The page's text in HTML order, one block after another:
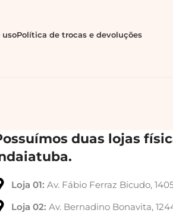
usoPolítica de trocas e devoluções
duas lojas
Loja 01: Av. Fábio Ferraz Bicudo,
Loja 02: Av. Bernadino Bonavita,